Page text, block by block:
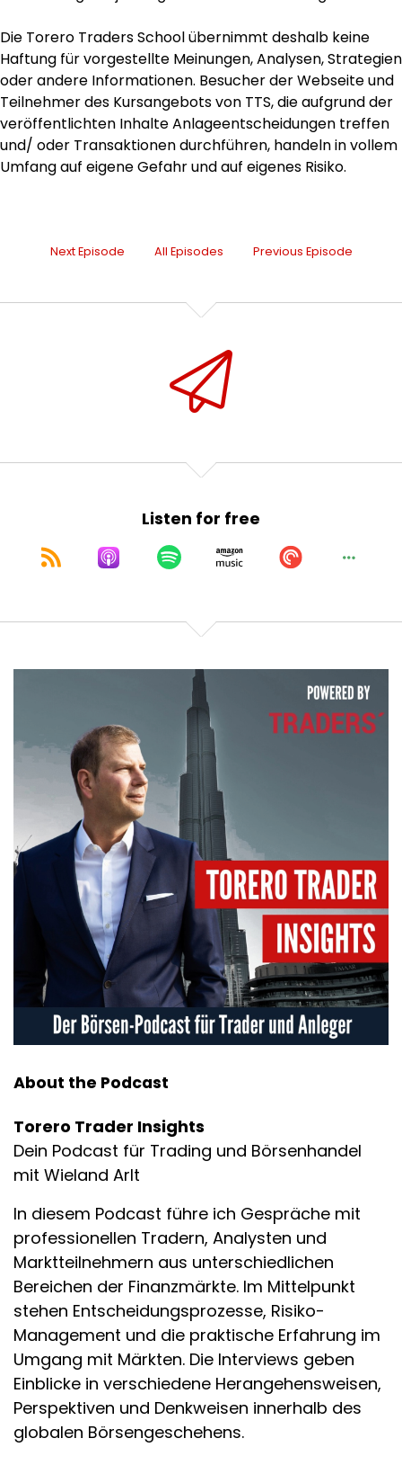
Die Torero Traders School übernimmt deshalb keine
Haftung für vorgestellte Meinungen, Analysen, Strategien
oder andere Informationen. Besucher der Webseite und
Teilnehmer des Kursangebots von TTS, die aufgrund der
veröffentlichten Inhalte Anlageentscheidungen treffen
und/ oder Transaktionen durchführen, handeln in vollem
Umfang auf eigene Gefahr und auf eigenes Risiko.
Next Episode All Episodes Previous Episode
Listen for free
About the Podcast
Torero Trader Insights
Dein Podcast für Trading und Börsenhandel
mit Wieland Arlt
In diesem Podcast führe ich Gespräche mit
professionellen Tradern, Analysten und
Marktteilnehmern aus unterschiedlichen
Bereichen der Finanzmärkte. Im Mittelpunkt
stehen Entscheidungsprozesse, Risiko-
Management und die praktische Erfahrung im
Umgang mit Märkten. Die Interviews geben
Einblicke in verschiedene Herangehensweisen,
Perspektiven und Denkweisen innerhalb des
globalen Börsengeschehens.